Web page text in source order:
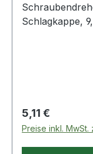
Schlagkappe, 9,5
Regulärer Preis:
5,11 €
Preise inkl.